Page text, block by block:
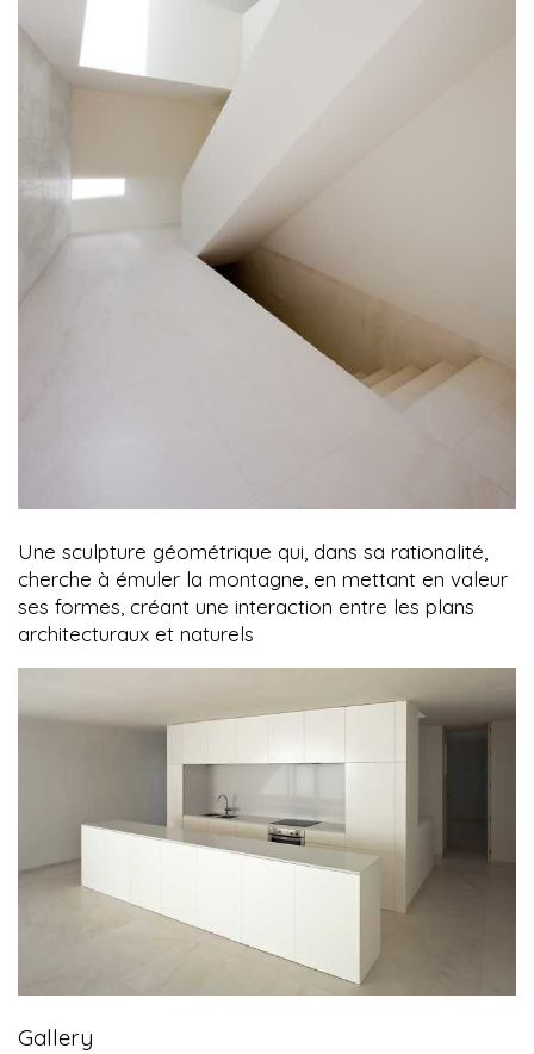
Une sculpture géométrique qui, dans sa rationalité,
cherche à émuler la montagne, en mettant en valeur
ses formes, créant une interaction entre les plans
architecturaux et naturels
Gallery